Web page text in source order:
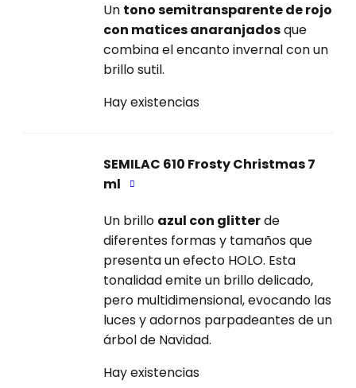
Un tono semitransparente de rojo
con matices anaranjadosque
combina el encanto invernal con un
brillo sutil.
Hay existencias
SEMILAC 610 Frosty Christmas 7
ml
Un brillo azul con glitterde
diferentes formas y tamaños que
presenta un efecto HOLO. Esta
tonalidad emite un brillo delicado,
pero multidimensional, evocando las
luces y adornos parpadeantes de un
árbol de Navidad.
Hay existencias